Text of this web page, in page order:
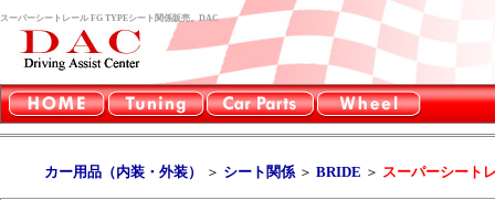
スーパーシートレール FG TYPEシート関係販売。DAC
カー用品（内装・外装） ＞ シート関係 ＞ BRIDE ＞ スーパーシート